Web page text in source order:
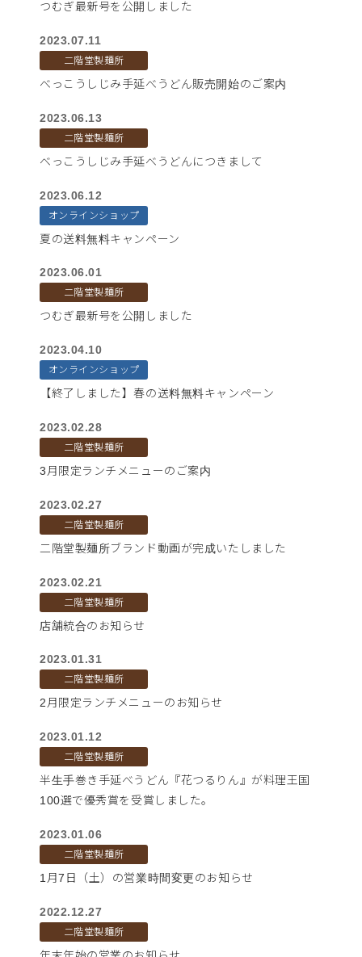
つむぎ最新号を公開しました
2023.07.11
二階堂製麺所
べっこうしじみ手延べうどん販売開始のご案内
2023.06.13
二階堂製麺所
べっこうしじみ手延べうどんにつきまして
2023.06.12
オンラインショップ
夏の送料無料キャンペーン
2023.06.01
二階堂製麺所
つむぎ最新号を公開しました
2023.04.10
オンラインショップ
【終了しました】春の送料無料キャンペーン
2023.02.28
二階堂製麺所
3月限定ランチメニューのご案内
2023.02.27
二階堂製麺所
二階堂製麺所ブランド動画が完成いたしました
2023.02.21
二階堂製麺所
店舗統合のお知らせ
2023.01.31
二階堂製麺所
2月限定ランチメニューのお知らせ
2023.01.12
二階堂製麺所
半生手巻き手延べうどん『花つるりん』が料理王国
100選で優秀賞を受賞しました。
2023.01.06
二階堂製麺所
1月7日（土）の営業時間変更のお知らせ
2022.12.27
二階堂製麺所